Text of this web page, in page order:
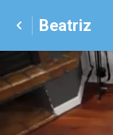
Beatriz